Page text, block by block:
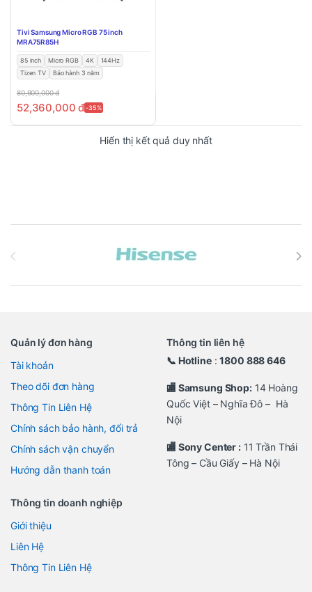
Tivi Samsung Micro RGB 75 inch
MRA75R85H
85 inch Micro RGB 4K
144Hz
Tizen TV
Bảo hành 3 năm
80,900,000đ
52,360,000đ-35%
Hiển thị kết quả duy nhất
Quản lý đơn hàng
Tài khoản
Theo dõi đơn hàng
Thông Tin Liên Hệ
Chính sách bảo hành, đổi trả
Chính sách vận chuyển
Hướng dẫn thanh toán
Thông tin liên hệ
📞 Hotline:1800 888 646
🏬 Samsung Shop:14 Hoàng
Quốc Việt – Nghĩa Đô – Hà
Nội
🏬 Sony Center :11 Trần Thái
Tông – Cầu Giấy – Hà Nội
Thông tin doanh nghiệp
Giới thiệu
Liên Hệ
Thông Tin Liên Hệ